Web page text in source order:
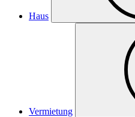
Haus
Vermietung